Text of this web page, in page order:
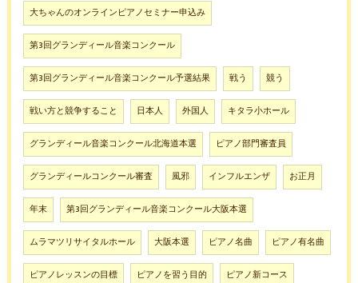
大ちゃんのオンラインピアノセミナー申込み
第3回グランディール音楽コンクール
第3回グランディール音楽コンクール予選結果 戦う 競う
戦い方と競争すること 日本人 外国人 キタラ小ホール
グランディール音楽コンクール北海道本選 ピアノ部門審査員
グランディールコンクール審査 風邪 インフルエンザ お正月
年末 第3回グランディール音楽コンクール大阪本選
ムラマツリサイタルホール 大阪本選 ピアノ名曲 ピアノ有名曲
ピアノレッスンの目標 ピアノを習う目的 ピアノ新コース